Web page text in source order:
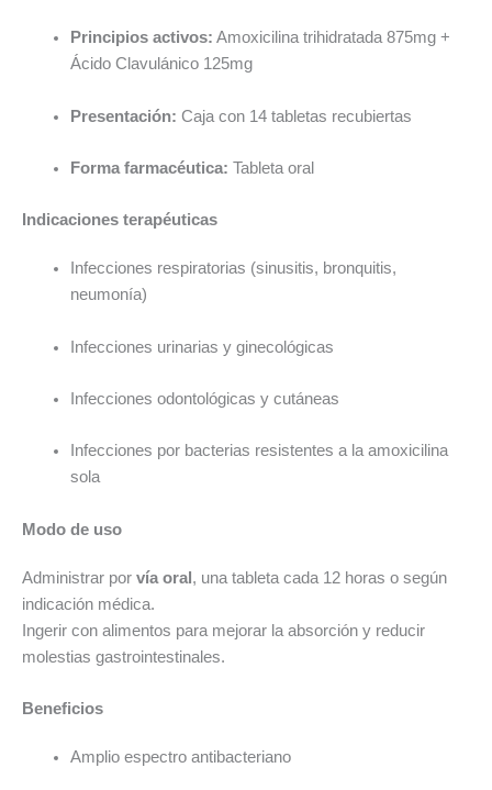
Principios activos: Amoxicilina trihidratada 875mg +
Ácido Clavulánico 125mg
Presentación: Caja con 14 tabletas recubiertas
Forma farmacéutica: Tableta oral
Indicaciones terapéuticas
Infecciones respiratorias (sinusitis, bronquitis,
neumonía)
Infecciones urinarias y ginecológicas
Infecciones odontológicas y cutáneas
Infecciones por bacterias resistentes a la amoxicilina
sola
Modo de uso
Administrar por vía oral , una tableta cada 12 horas o según
indicación médica.
Ingerir con alimentos para mejorar la absorción y reducir
molestias gastrointestinales.
Beneficios
Amplio espectro antibacteriano